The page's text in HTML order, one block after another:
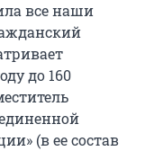
все наши
до 160
(в ее состав